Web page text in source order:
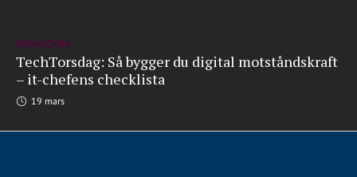
BRANSCHEN
TechTorsdag: Så bygger du digital motståndskraft
– it-chefens checklista
19 mars